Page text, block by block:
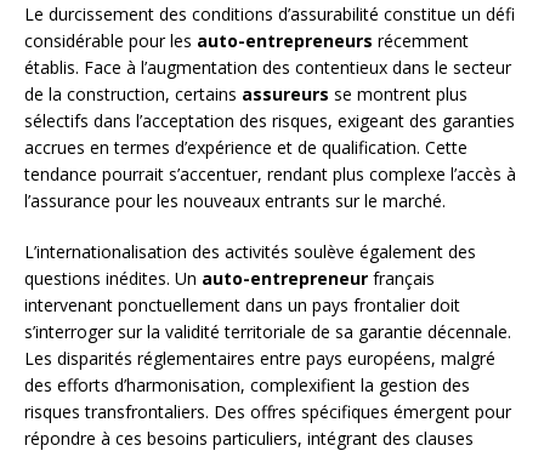
Le durcissement des conditions d’assurabilité constitue un défi
considérable pour les auto-entrepreneurs récemment
établis. Face à l’augmentation des contentieux dans le secteur
de la construction, certains assureurs se montrent plus
sélectifs dans l’acceptation des risques, exigeant des garanties
accrues en termes d’expérience et de qualification. Cette
tendance pourrait s’accentuer, rendant plus complexe l’accès à
l’assurance pour les nouveaux entrants sur le marché.
L’internationalisation des activités soulève également des
questions inédites. Un auto-entrepreneur français
intervenant ponctuellement dans un pays frontalier doit
s’interroger sur la validité territoriale de sa garantie décennale.
Les disparités réglementaires entre pays européens, malgré
des efforts d’harmonisation, complexifient la gestion des
risques transfrontaliers. Des offres spécifiques émergent pour
répondre à ces besoins particuliers, intégrant des clauses